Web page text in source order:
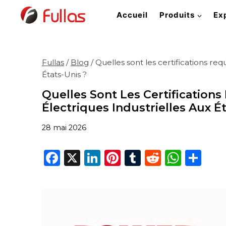
Accueil Produits
Fullas / Blog / Quelles sont les certifications
États-Unis ?
Quelles Sont Les Certifications
Électriques Industrielles Aux
28 mai 2026
F
X
Li
dI
Pi
st
T
r
R
t
W
A